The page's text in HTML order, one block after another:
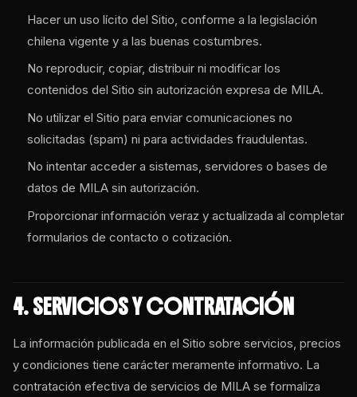
Hacer un uso lícito del Sitio, conforme a la legislación
chilena vigente y a las buenas costumbres.
No reproducir, copiar, distribuir ni modificar los
contenidos del Sitio sin autorización expresa de MILA.
No utilizar el Sitio para enviar comunicaciones no
solicitadas (spam) ni para actividades fraudulentas.
No intentar acceder a sistemas, servidores o bases de
datos de MILA sin autorización.
Proporcionar información veraz y actualizada al completar
formularios de contacto o cotización.
4. SERVICIOS Y CONTRATACIÓN
La información publicada en el Sitio sobre servicios, precios
y condiciones tiene carácter meramente informativo. La
contratación efectiva de servicios de MILA se formaliza